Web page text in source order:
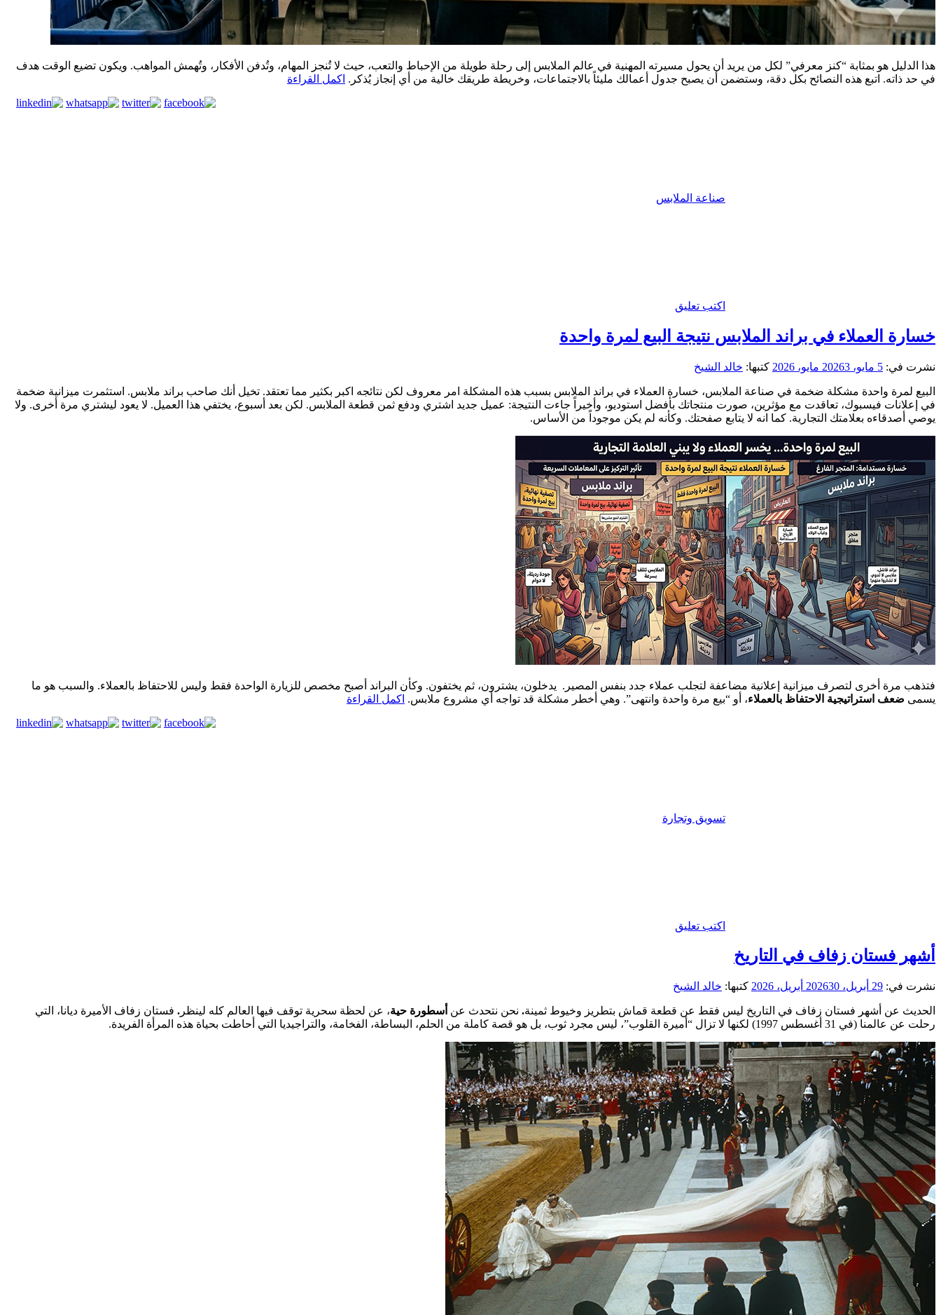
هذا الدليل هو بمثابة “كنز معرفي” لكل من يريد أن يحول مسيرته المهنية في عالم الملابس إلى رحلة طويلة من الإحباط والتعب، حيث لا تُنجز المهام، وتُدفن الأفكار، وتُهمش المواهب. ويكون تضيع الوقت هدف
في حد ذاته. اتبع هذه النصائح بكل دقة، وستضمن أن يصبح جدول أعمالك مليئاً بالاجتماعات، وخريطة طريقك خالية من أي إنجاز يُذكر. اكمل القراءة
صناعة الملابس
اكتب تعليق
خسارة العملاء في براند الملابس نتيجة البيع لمرة واحدة
نشرت في: 5 مايو، 2026 3 مايو، 2026 كتبها: خالد الشيخ
البيع لمرة واحدة مشكلة ضخمة في صناعة الملابس، خسارة العملاء في براند الملابس بسبب هذه المشكلة امر معروف لكن نتائجه اكبر بكثير مما تعتقد. تخيل أنك صاحب براند ملابس. استثمرت ميزانية ضخمة
في إعلانات فيسبوك، تعاقدت مع مؤثرين، صورت منتجاتك بأفضل استوديو، وأخيراً جاءت النتيجة: عميل جديد اشتري ودفع ثمن قطعة الملابس. لكن بعد أسبوع، يختفي هذا العميل. لا يعود ليشتري مرة أخرى. ولا
يوصي أصدقاءه بعلامتك التجارية. كما انه لا يتابع صفحتك. وكأنه لم يكن موجوداً من الأساس.
فتذهب مرة أخرى لتصرف ميزانية إعلانية مضاعفة لتجلب عملاء جدد بنفس المصير. يدخلون، يشترون، ثم يختفون. وكأن البراند أصبح مخصص للزيارة الواحدة فقط وليس للاحتفاظ بالعملاء. والسبب هو ما
يسمى ضعف استراتيجية الاحتفاظ بالعملاء، أو “بيع مرة واحدة وانتهى”. وهي أخطر مشكلة قد تواجه أي مشروع ملابس. اكمل القراءة
تسويق وتجارة
اكتب تعليق
أشهر فستان زفاف في التاريخ
نشرت في: 29 أبريل، 2026 30 أبريل، 2026 كتبها: خالد الشيخ
الحديث عن أشهر فستان زفاف في التاريخ ليس فقط عن قطعة قماش بتطريز وخيوط ثمينة. نحن نتحدث عن أسطورة حية، عن لحظة سحرية توقف فيها العالم كله لينظر . فستان زفاف الأميرة ديانا، التي
رحلت عن عالمنا (في 31 أغسطس 1997) لكنها لا تزال “أميرة القلوب”، ليس مجرد ثوب، بل هو قصة كاملة من الحلم، البساطة، الفخامة، والتراجيديا التي أحاطت بحياة هذه المرأة الفريدة.